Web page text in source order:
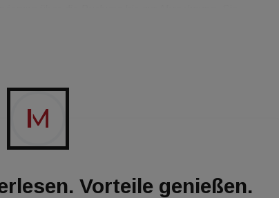
Vorteile genießen.